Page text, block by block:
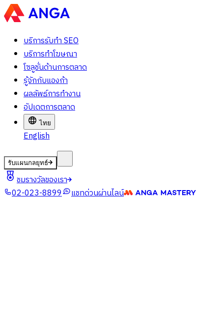
บริการรับทำ SEO
บริการทำโฆษณา
โซลูชั่นด้านการตลาด
รู้จักกับแองก้า
ผลลัพธ์การทำงาน
อัปเดตการตลาด
ไทย
English
รับแผนกลยุทธ์
ชมรางวัลของเรา
02-023-8899
แชทด่วนผ่านไลน์